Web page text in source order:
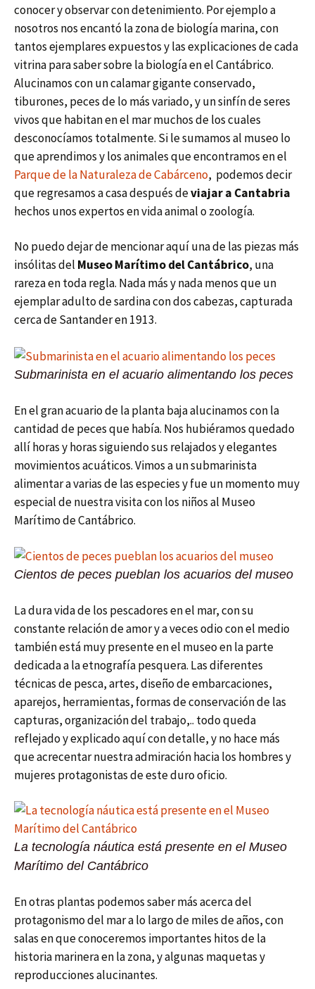
conocer y observar con detenimiento. Por ejemplo a
nosotros nos encantó la zona de biología marina, con
tantos ejemplares expuestos y las explicaciones de cada
vitrina para saber sobre la biología en el Cantábrico.
Alucinamos con un calamar gigante conservado,
tiburones, peces de lo más variado, y un sinfín de seres
vivos que habitan en el mar muchos de los cuales
desconocíamos totalmente. Si le sumamos al museo lo
que aprendimos y los animales que encontramos en el
Parque de la Naturaleza de Cabárceno, podemos decir
que regresamos a casa después deviajar a Cantabria
hechos unos expertos en vida animal o zoología.
No puedo dejar de mencionar aquí una de las piezas más
insólitas del Museo Marítimo del Cantábrico, una
rareza en toda regla. Nada más y nada menos que un
ejemplar adulto de sardina con dos cabezas, capturada
cerca de Santander en 1913.
Submarinista en el acuario alimentando los peces
En el gran acuario de la planta baja alucinamos con la
cantidad de peces que había. Nos hubiéramos quedado
allí horas y horas siguiendo sus relajados y elegantes
movimientos acuáticos. Vimos a un submarinista
alimentar a varias de las especies y fue un momento muy
especial de nuestra visita con los niños al Museo
Marítimo de Cantábrico.
Cientos de peces pueblan los acuarios del museo
La dura vida de los pescadores en el mar, con su
constante relación de amor y a veces odio con el medio
también está muy presente en el museo en la parte
dedicada a la etnografía pesquera. Las diferentes
técnicas de pesca, artes, diseño de embarcaciones,
aparejos, herramientas, formas de conservación de las
capturas, organización del trabajo,.. todo queda
reflejado y explicado aquí con detalle, y no hace más
que acrecentar nuestra admiración hacia los hombres y
mujeres protagonistas de este duro oficio.
La tecnología náutica está presente en el Museo
Marítimo del Cantábrico
En otras plantas podemos saber más acerca del
protagonismo del mar a lo largo de miles de años, con
salas en que conoceremos importantes hitos de la
historia marinera en la zona, y algunas maquetas y
reproducciones alucinantes.